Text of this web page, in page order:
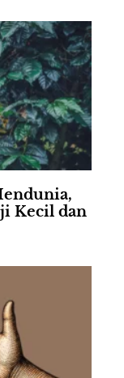
Kecil dan